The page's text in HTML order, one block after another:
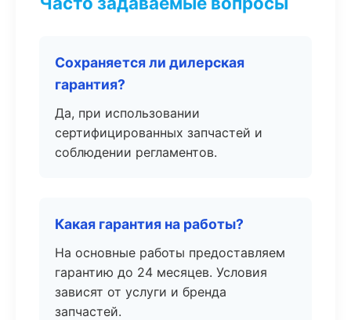
Сохраняется ли дилерская
гарантия?
Да, при использовании
сертифицированных запчастей и
соблюдении регламентов.
Какая гарантия на работы?
На основные работы предоставляем
гарантию до 24 месяцев. Условия
зависят от услуги и бренда
запчастей.